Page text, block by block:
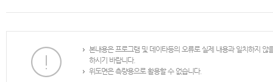
본내용은 프로그램 및 데이타등의 오류로 실제 내용과 일치하지
하시기 바랍니다.
위도면은 측량용으로 활용할 수 없습니다.